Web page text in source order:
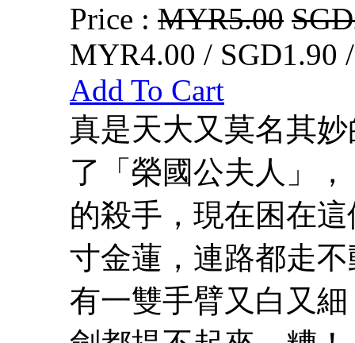
Price : MYR5.00
MYR4.00 / SGD1.90
Add To Cart
真是天大又莫名其
了「榮國公夫人」
的殺手，現在困在
寸金蓮，連路都走
有一雙手臂又白又